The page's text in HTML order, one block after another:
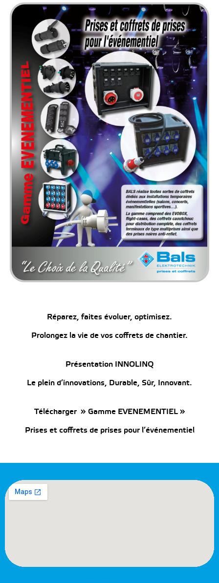
Réparez, faites évoluer, optimisez.
Prolongez la vie de vos coffrets de chantier.
Présentation INNOLINQ
Le plein d’innovations, Durable, Sûr, Innovant.
Télécharger » Gamme EVENEMENTIEL »
Prises et coffrets de prises pour l’événementiel